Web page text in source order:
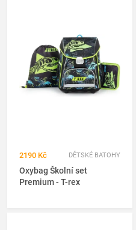
2190 Kč DĚTSKÉ BATOHY
Oxybag Školní set
Premium - T-rex